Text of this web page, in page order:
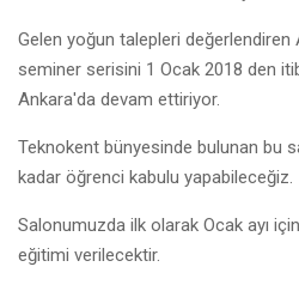
Gelen yoğun talepleri değerlendiren
seminer serisini 1 Ocak 2018 den
Ankara'da devam ettiriyor.
Teknokent bünyesinde bulunan bu
kadar öğrenci kabulu yapabileceğiz.
Salonumuzda ilk olarak Ocak ayı
eğitimi verilecektir.